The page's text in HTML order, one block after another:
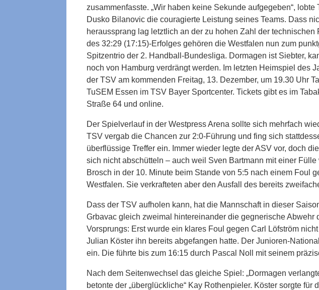
zusammenfasste. „Wir haben keine Sekunde aufgegeben“, lobte
Dusko Bilanovic die couragierte Leistung seines Teams. Dass
heraussprang lag letztlich an der zu hohen Zahl der technischen
des 32:29 (17:15)-Erfolges gehören die Westfalen nun zum
Spitzentrio der 2. Handball-Bundesliga. Dormagen ist Siebter,
noch von Hamburg verdrängt werden. Im letzten Heimspiel des
der TSV am kommenden Freitag, 13. Dezember, um 19.30 Uhr
TuSEM Essen im TSV Bayer Sportcenter. Tickets gibt es im
Straße 64 und online.
Der Spielverlauf in der Westpress Arena sollte sich mehrfach
TSV vergab die Chancen zur 2:0-Führung und fing sich
überflüssige Treffer ein. Immer wieder legte der ASV vor, doch
sich nicht abschütteln – auch weil Sven Bartmann mit einer
Brosch in der 10. Minute beim Stande von 5:5 nach einem Foul
Westfalen. Sie verkrafteten aber den Ausfall des bereits
Dass der TSV aufholen kann, hat die Mannschaft in dieser
Grbavac gleich zweimal hintereinander die gegnerische
Vorsprungs: Erst wurde ein klares Foul gegen Carl Löfström
Julian Köster ihn bereits abgefangen hatte. Der Junioren-
ein. Die führte bis zum 16:15 durch Pascal Noll mit seinem
Nach dem Seitenwechsel das gleiche Spiel: „Dormagen
betonte der „überglückliche“ Kay Rothenpieler. Köster sorgte